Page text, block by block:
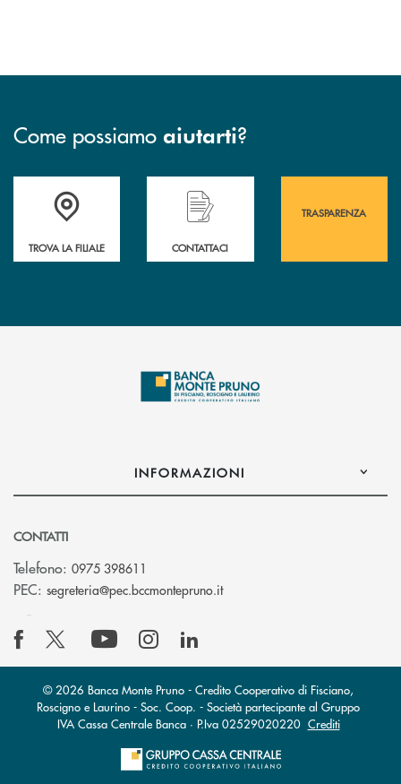
Come possiamo aiutarti?
Accedi all' elenco completo&nbsp; delle&nbsp; filiali&nbsp; di Banca
TROVA LA FILIALE
Hai bisogno di assistenza immediata?
CONTATTACI
TRASPARENZA
INFORMAZIONI
CONTATTI
Telefono: 0975 398611
PEC: segreteria@pec.bccmontepruno.it(si apre l’app di posta
© 2026 Banca Monte Pruno - Credito Cooperativo di Fisciano,
Roscigno e Laurino - Soc. Coop. - Società partecipante al Gruppo
IVA Cassa Centrale Banca · P.Iva 02529020220 Crediti